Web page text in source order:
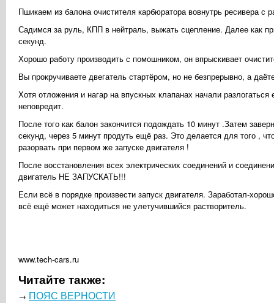
Пшикаем из балона очистителя карбюратора вовнутрь ресивера с
Садимся за руль, КПП в нейтраль, выжать сцепление. Далее как
секунд.
Хорошо работу производить с помошником, он впрыскивает
Вы прокручиваете двегатель стартёром, но не безпрерывно, а
Хотя отложения и нагар на впускных клапанах начали
неповредит.
После того как балон закончится подождать 10 минут .Затем
секунд, через 5 минут продуть ещё раз. Это делается для того ,
разорвать при первом же запуске двигателя !
После восстановления всех электрических соединений и
двигатель НЕ ЗАПУСКАТЬ!!!
Если всё в порядке произвести запуск двигателя. Заработал-
всё ещё может находиться не улетучившийся растворитель.
www.tech-cars.ru
Читайте также:
→ ПОЯС ВЕРНОСТИ